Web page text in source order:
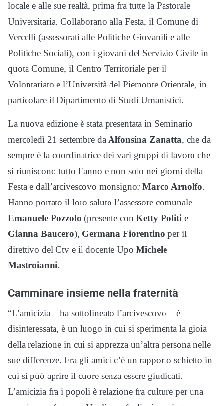
locale e alle sue realtà, prima fra tutte la Pastorale
Universitaria. Collaborano alla Festa, il Comune di
Vercelli (assessorati alle Politiche Giovanili e alle
Politiche Sociali), con i giovani del Servizio Civile in
quota Comune, il Centro Territoriale per il
Volontariato e l’Università del Piemonte Orientale, in
particolare il Dipartimento di Studi Umanistici.
La nuova edizione è stata presentata in Seminario
mercoledì 21 settembre da Alfonsina Zanatta, che da
sempre è la coordinatrice dei vari gruppi di lavoro che
si riuniscono tutto l’anno e non solo nei giorni della
Festa e dall’arcivescovo monsignorMarco Arnolfo.
Hanno portato il loro saluto l’assessore comunale
Emanuele Pozzolo (presente con Ketty Politi e
Gianna Baucero), Germana Fiorentino per il
direttivo del Ctv e il docente Upo Michele
Mastroianni.
Camminare insieme nella fraternità
“L’amicizia – ha sottolineato l’arcivescovo – è
disinteressata, è un luogo in cui si sperimenta la gioia
della relazione in cui si apprezza un’altra persona nelle
sue differenze. Fra gli amici c’è un rapporto schietto in
cui si può aprire il cuore senza essere giudicati.
L’amicizia fra i popoli è relazione fra culture per una